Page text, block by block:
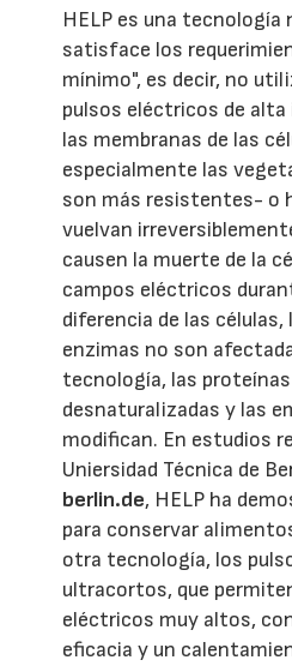
HELP es una tecnología
satisface los
mínimo", es decir, no
pulsos eléctricos de
las membranas de las
especialmente las
son más resistentes- o
vuelvan
causen la muerte de la
campos eléctricos
diferencia de las células,
enzimas no son
tecnología, las
desnaturalizadas y las
modifican. En estudios
Uniersidad Técnica de
berlin.de, HELP ha
para conservar
otra tecnología, los
ultracortos, que
eléctricos muy altos,
eficacia y un